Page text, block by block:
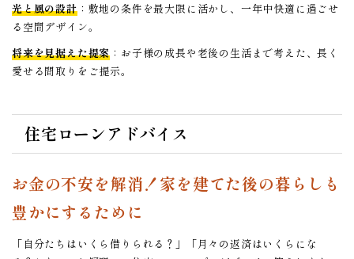
光と風の設計：敷地の条件を最大限に活かし、一年中快適に過ごせ
る空間デザイン。
将来を見据えた提案 ：お子様の成長や老後の生活まで考えた、長く
愛せる間取りをご提示。
住宅ローンアドバイス
お金の不安を解消！家を建てた後の暮らしも
豊かにするために
「自分たちはいくら借りられる？」「月々の返済はいくらにな